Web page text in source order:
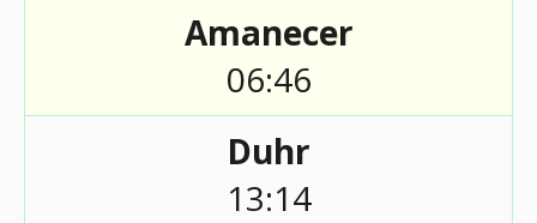
Amanecer
06:46
Duhr
13:14